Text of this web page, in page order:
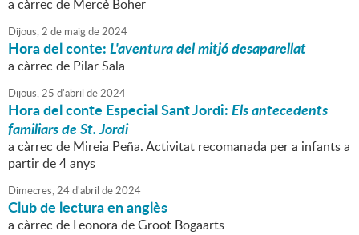
a càrrec de Mercè Boher
Dijous,2 de maigde2024
Hora del conte:L'aventura del mitjó desaparellat
a càrrec de Pilar Sala
Dijous,25 d'abril de2024
Hora del conte Especial Sant Jordi:Els antecedents
familiars de St. Jordi
a càrrec de Mireia Peña. Activitat recomanada per a infants a
partir de 4 anys
Dimecres,24d'abril de2024
Club de lectura en anglès
a càrrec de Leonora de Groot Bogaarts